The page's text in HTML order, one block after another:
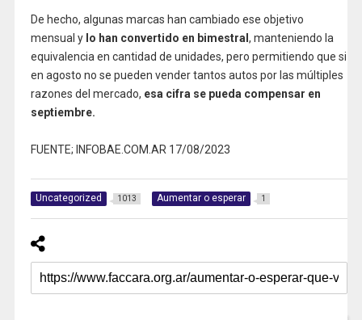
De hecho, algunas marcas han cambiado ese objetivo
mensual y lo han convertido en bimestral, manteniendo la
equivalencia en cantidad de unidades, pero permitiendo que si
en agosto no se pueden vender tantos autos por las múltiples
razones del mercado, esa cifra se pueda compensar en
septiembre.
FUENTE; INFOBAE.COM.AR 17/08/2023
Uncategorized 1013 Aumentar o esperar 1